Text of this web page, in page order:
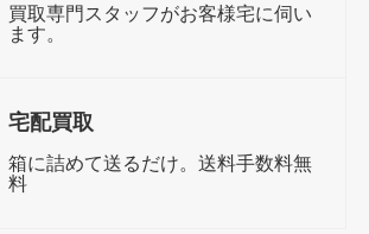
買取専門スタッフがお客様宅に伺い
ます。
宅配買取
箱に詰めて送るだけ。送料手数料無
料